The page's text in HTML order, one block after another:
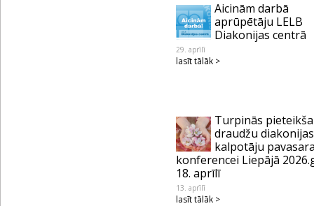
Aicinām darbā
aprūpētāju LELB
Diakonijas centrā
29. aprīlī
lasīt tālāk >
Turpinās
draudžu diakonijas
kalpotāju
konferencei Liepājā
18. aprīlī
13. aprīlī
lasīt tālāk >